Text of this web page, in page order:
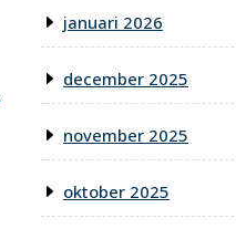
januari 2026
december 2025
november 2025
oktober 2025